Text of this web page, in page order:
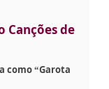
Canções de
como “Garota